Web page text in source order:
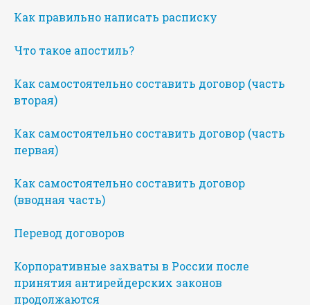
Как правильно написать расписку
Что такое апостиль?
Как самостоятельно составить договор (часть
вторая)
Как самостоятельно составить договор (часть
первая)
Как самостоятельно составить договор
(вводная часть)
Перевод договоров
Корпоративные захваты в России после
принятия антирейдерских законов
продолжаются